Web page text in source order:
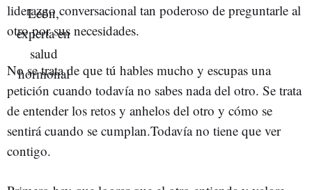
liderazgo conversacional tan poderoso de preguntarle al
otro por sus necesidades.
No se trata de que tú hables mucho y escupas una
petición cuando todavía no sabes nada del otro. Se trata
de entender los retos y anhelos del otro y cómo se
sentirá cuando se cumplan.Todavía no tiene que ver
contigo.